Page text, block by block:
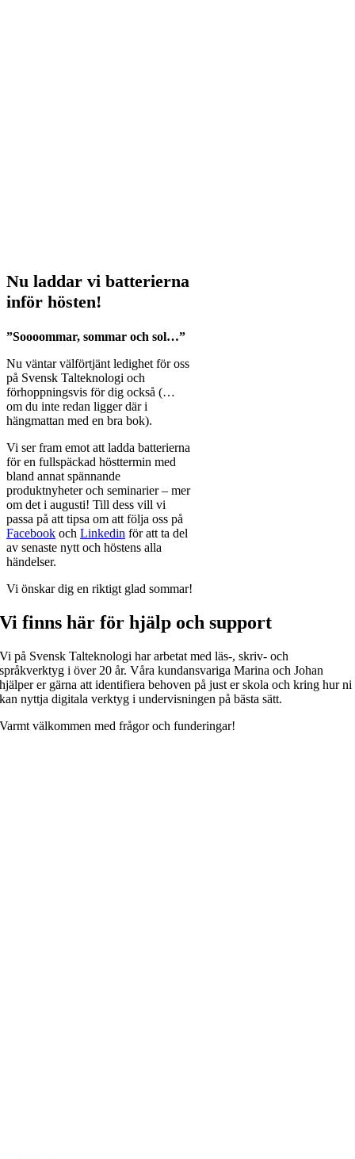
Nu laddar vi batterierna
inför hösten!
”Soooommar, sommar och sol…”
Nu väntar välförtjänt ledighet för oss
på Svensk Talteknologi och
förhoppningsvis för dig också (…
om du inte redan ligger där i
hängmattan med en bra bok).
Vi ser fram emot att ladda batterierna
för en fullspäckad hösttermin med
bland annat spännande
produktnyheter och seminarier – mer
om det i augusti! Till dess vill vi
passa på att tipsa om att följa oss på
Facebook och Linkedin för att ta del
av senaste nytt och höstens alla
händelser.
Vi önskar dig en riktigt glad sommar!
Vi finns här för hjälp och support
Vi på Svensk Talteknologi har arbetat med läs-, skriv- och
språkverktyg i över 20 år. Våra kundansvariga Marina och Johan
hjälper er gärna att identifiera behoven på just er skola och kring hur ni
kan nyttja digitala verktyg i undervisningen på bästa sätt.
Varmt välkommen med frågor och funderingar!